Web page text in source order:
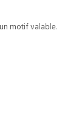
motif valable.